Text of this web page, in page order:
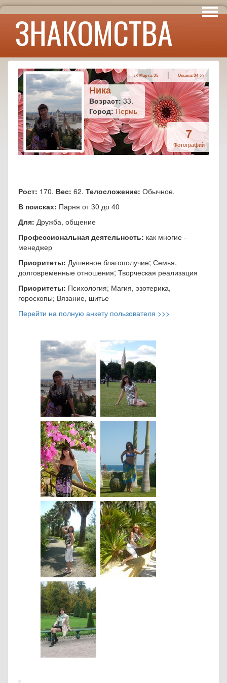
ЗНАКОМСТВА
Интересы
Юмор
Ника
Возраст:33.
Город: Пермь
<< Марта, 35 | Оксана, 34 >>
7
Фотографий
Рост: 170. Вес: 62. Телосложение: Обычное.
В поисках: Парня от 30 до 40
Для: Дружба, общение
Профессиональная деятельность: как многие -
менеджер
Приоритеты: Душевное благополучие; Семья,
долговременные отношения; Творческая реализация
Приоритеты: Психология; Магия, эзотерика,
гороскопы; Вязание, шитье
Перейти на полную анкету пользователя >>>